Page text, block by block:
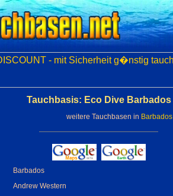
Tauchbasis: Eco Dive Barbados
weitere Tauchbasen in Barbados
Barbados
Andrew Western